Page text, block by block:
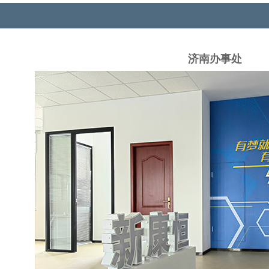
济南办事处